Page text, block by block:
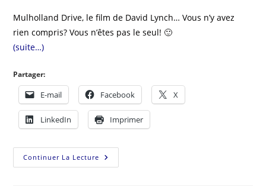
Mulholland Drive, le film de David Lynch… Vous n’y avez
rien compris? Vous n’êtes pas le seul! 🙂
(suite…)
Partager:
E-mail Facebook X
LinkedIn Imprimer
Continuer La Lecture